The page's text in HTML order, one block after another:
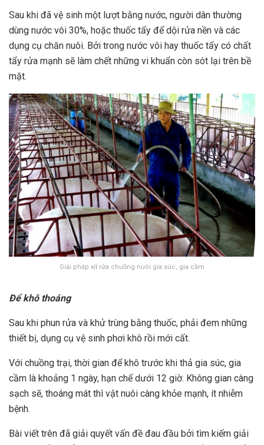
Sau khi đã vệ sinh một lượt bằng nước, người dân thường
dùng nước vôi 30%, hoặc thuốc tẩy để dội rửa nền và các
dụng cụ chăn nuôi. Bởi trong nước vôi hay thuốc tẩy có chất
tẩy rửa mạnh sẽ làm chết những vi khuẩn còn sót lại trên bề
mặt.
Giải pháp xịt rửa chuồng nuôi gia súc, gia cầm
Để khô thoáng
Sau khi phun rửa và khử trùng bằng thuốc, phải đem những
thiết bị, dụng cụ vệ sinh phơi khô rồi mới cất.
Với chuồng trại, thời gian để khô trước khi thả gia súc, gia
cầm là khoảng 1 ngày, hạn chế dưới 12 giờ. Không gian càng
sạch sẽ, thoáng mát thì vật nuôi càng khỏe mạnh, ít nhiễm
bệnh.
Bài viết trên đã giải quyết vấn đề đau đầu bởi tìm kiếm giải